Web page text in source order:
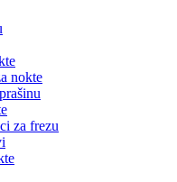
nokte
za frezu